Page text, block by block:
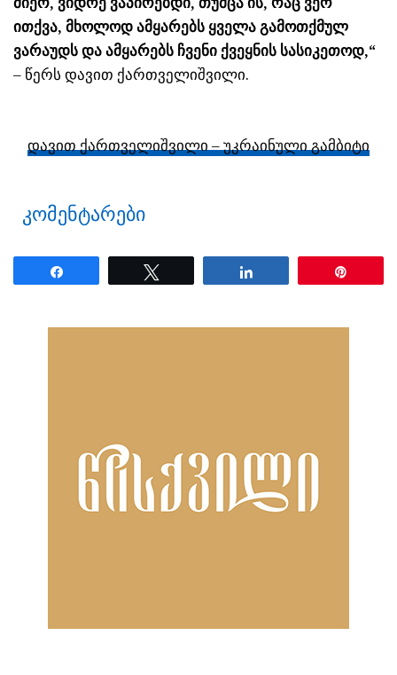
ითქვა, მხოლოდ ამყარებს ყველა გამოთქმულ
ვარაუდს და ამყარებს ჩვენი ქვეყნის სასიკეთოდ,“
– წერს დავით ქართველიშვილი.
დავით ქართველიშვილი – უკრაინული გამბიტი
კომენტარები